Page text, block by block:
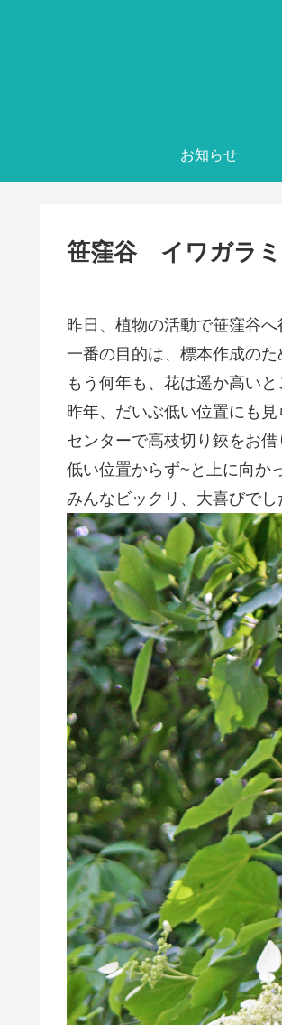
お知らせ
笹窪谷 イワガラ
昨日、植物の活動で笹窪谷へ
一番の目的は、標本作成のた
もう何年も、花は遥か高い
昨年、だいぶ低い位置にも
センターで高枝切り鋏をお
低い位置からず~と上に向か
みんなビックリ、大喜びでし